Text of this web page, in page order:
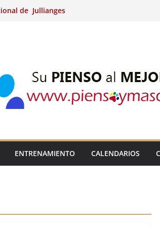
de Jullianges
ENTRENAMIENTO CALENDARIOS